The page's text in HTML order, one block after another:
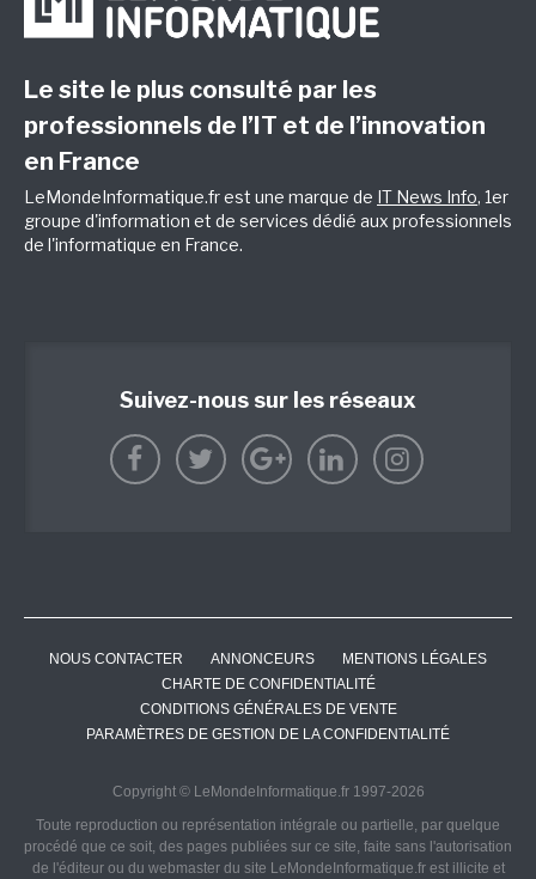
Le site le plus consulté par les
professionnels de l’IT et de l’innovation
en France
LeMondeInformatique.fr est une marque de IT News Info, 1er
groupe d'information et de services dédié aux professionnels
de l'informatique en France.
Suivez-nous sur les réseaux
NOUS CONTACTER ANNONCEURS
MENTIONS LÉGALES
CHARTE DE CONFIDENTIALITÉ
CONDITIONS GÉNÉRALES DE VENTE
PARAMÈTRES DE GESTION DE LA CONFIDENTIALITÉ
Copyright © LeMondeInformatique.fr 1997-2026
Toute reproduction ou représentation intégrale ou partielle, par quelque
procédé que ce soit, des pages publiées sur ce site, faite sans l'autorisation
de l'éditeur ou du webmaster du site LeMondeInformatique.fr est illicite et